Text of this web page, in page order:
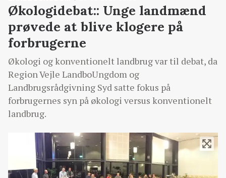
Økologidebat:: Unge landmænd
prøvede at blive klogere på
forbrugerne
Økologi og konventionelt landbrug var til debat, da
Region Vejle LandboUngdom og
Landbrugsrådgivning Syd satte fokus på
forbrugernes syn på økologi versus konventionelt
landbrug.